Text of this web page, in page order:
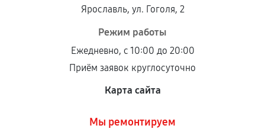
Ярославль, ул. Гоголя, 2
Режим работы
Ежедневно, с 10:00 до 20:00
Приём заявок круглосуточно
Карта сайта
Мы ремонтируем